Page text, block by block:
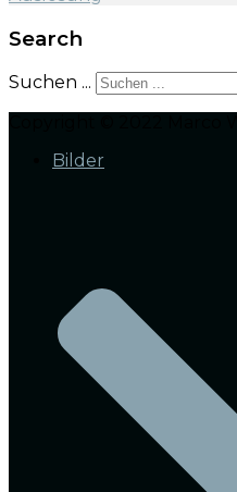
Search
Suchen ...
Bilder